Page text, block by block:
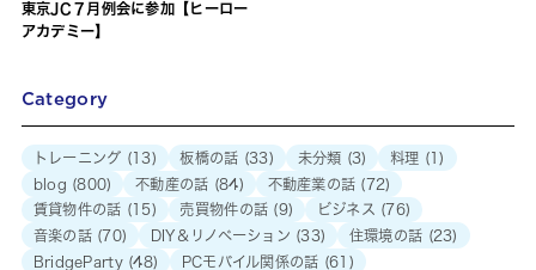
東京JC７月例会に参加【ヒーロー
アカデミー】
Category
トレーニング (13) 板橋の話 (33) 未分類 (3) 料理 (1)
blog (800) 不動産の話 (84) 不動産業の話 (72)
賃貸物件の話 (15) 売買物件の話 (9) ビジネス (76)
音楽の話(70) DIY＆リノベーション (33) 住環境の話 (23)
BridgeParty(48) PCモバイル関係の話 (61)